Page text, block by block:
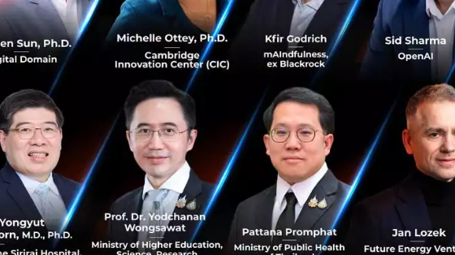
อเอาวัสดุที่เฉื่อยมาละลายแล้วปล่อยให้กลับมาแข็งตัวในรูปที่ว่องไวกว่าเดิม
กตทำได้ยาก วิธีที่รู้จักกันดีที่สุดต้องใช้กรดไฮโดรฟลูออริก (Hydrofluoric
ายระดับร้ายแรง ส่วนสารที่มีฟลูออรีนตัวอื่นบางตัวก็ดันสร้างกรดไฮโดรฟลู
ด้ระหว่างทำปฏิกิริยาอยู่ดี
ก่า ๆ ของ Chiang ตอนรีโนเวตห้องอาบน้ำที่เมือง Framingham รัฐ
25 ปีก่อน"ตอนเริ่มโปรเจกต์นี้ ผมนึกถึงครีมกัดกระจกตัวนั้นขึ้นมา แล้วคิด
เขาเล่า
ร้านงานฝีมือหรือร้านวัสดุก่อสร้างทั่วไปนั้นใช้แอมโมเนียมฟลูออไรด์